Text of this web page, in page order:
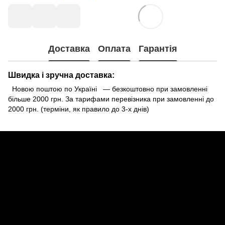
Доставка Оплата Гарантія
Швидка і зручна доставка:
Новою поштою по Україні — безкоштовно при замовленні
більше 2000 грн. За тарифами перевізника при замовленні до
2000 грн. (терміни, як правило до 3-х днів)